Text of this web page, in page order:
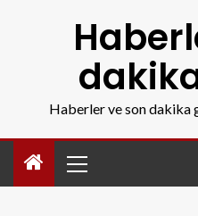
Haberler ve son dakika